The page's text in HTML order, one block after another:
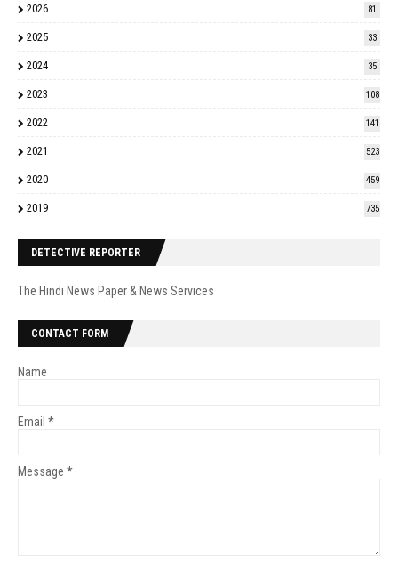
2026 81
2025 33
2024 35
2023 108
2022 141
2021 523
2020 459
2019 735
DETECTIVE REPORTER
The Hindi News Paper & News Services
CONTACT FORM
Name
Email *
Message *